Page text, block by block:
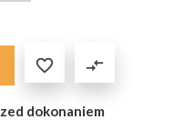
 compare_arrows
dokonaniem